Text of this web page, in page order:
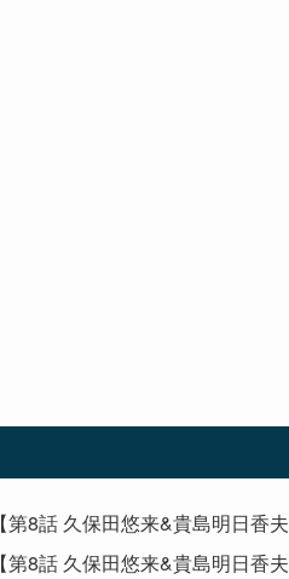
【第8話 久保田悠来&貴島明日香
【第8話 久保田悠来&貴島明日香